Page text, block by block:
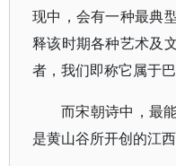
现中，会有一种最典
释该时期各种艺术及
者，我们即称它属于巴
而宋朝诗中，最
是黄山谷所开创的江西